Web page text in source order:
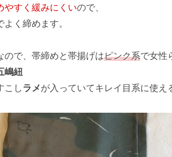
やすく緩みにくいので、
く締めます。
ので、帯締めと帯揚げはピンク系で女性
嶋紐
こし ラメが入っていてキレイ目系に使え